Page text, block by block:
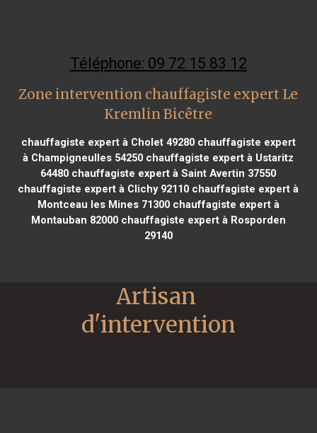
Téléphone: 09 72 15 83 12
Zone intervention chauffagiste expert Le
Kremlin Bicêtre
chauffagiste expert à Cholet 49280chauffagiste expert
à Champigneulles 54250 chauffagiste expert à Ustaritz
64480 chauffagiste expert à Saint Avertin 37550
chauffagiste expert à Clichy 92110 chauffagiste expert à
Montceau les Mines 71300chauffagiste expert à
Montauban 82000chauffagiste expert à Rosporden
29140
Artisan
d'intervention